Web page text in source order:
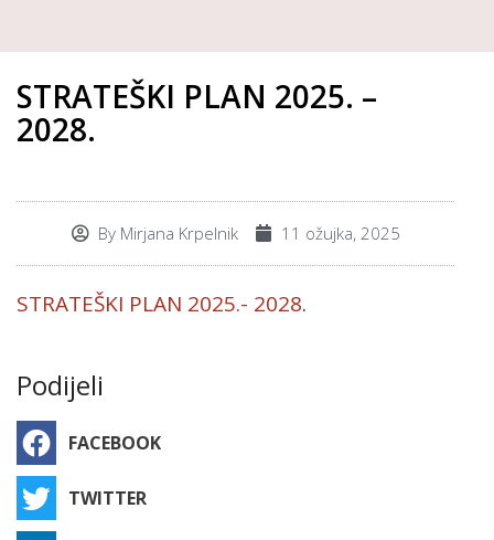
STRATEŠKI PLAN 2025. –
2028.
ByMirjana Krpelnik 11 ožujka, 2025
STRATEŠKI PLAN 2025.- 2028.
Podijeli
FACEBOOK
TWITTER